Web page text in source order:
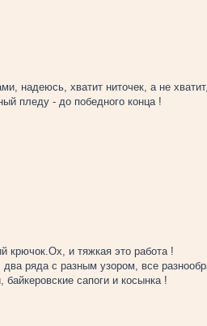
надеюсь, хватит ниточек, а не
пледу - до победного конца !
крючок.Ох, и тяжкая это работа !
ряда с разным узором, все
сапоги и косынка !